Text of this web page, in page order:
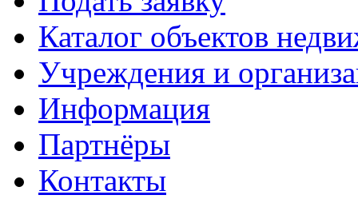
Каталог объектов
Учреждения и
Информация
Партнёры
Контакты